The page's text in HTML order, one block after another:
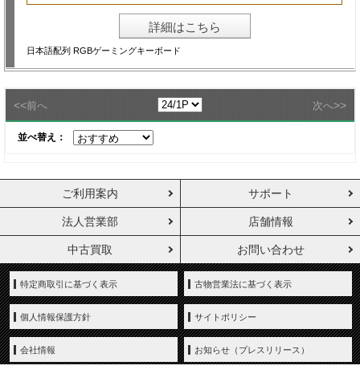
詳細はこちら
日本語配列 RGBゲーミングキーボード
<<前へ 次へ>>
並べ替え：
ご利用案内 サポート
法人営業部 店舗情報
中古買取 お問い合わせ
特定商取引に基づく表示 古物営業法に基づく表示
個人情報保護方針 サイトポリシー
会社情報 お知らせ（プレスリリース）